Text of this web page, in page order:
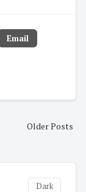
Email
Older Posts
Dark